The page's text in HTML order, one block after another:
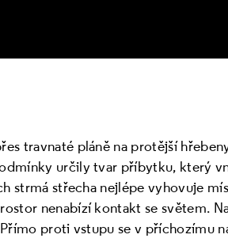
travnaté pláně na protější
určily tvar příbytku, který
strmá střecha nejlépe vyhovuje
nenabízí kontakt se světem.
proti vstupu se v příchozímu